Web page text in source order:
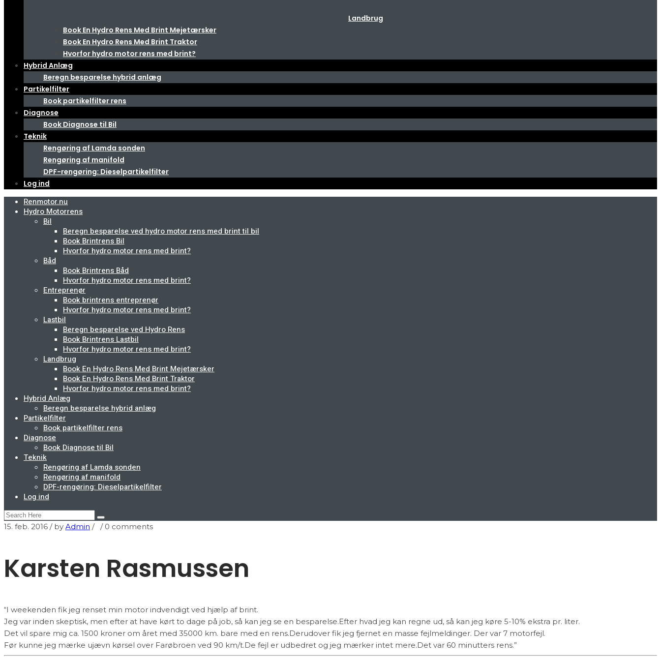
Landbrug
Book En Hydro Rens Med Brint Mejetærsker
Book En Hydro Rens Med Brint Traktor
Hvorfor hydro motor rens med brint?
Hybrid Anlæg
Beregn besparelse hybrid anlæg
Partikelfilter
Book partikelfilter rens
Diagnose
Book Diagnose til Bil
Teknik
Rengøring af Lamda sonden
Rengøring af manifold
DPF-rengøring: Dieselpartikelfilter
Log ind
Renmotor.nu
Hydro Motorrens
Bil
Beregn besparelse ved hydro motor rens med brint til bil
Book Brintrens Bil
Hvorfor hydro motor rens med brint?
Båd
Book Brintrens Båd
Hvorfor hydro motor rens med brint?
Entreprenør
Book brintrens entreprenør
Hvorfor hydro motor rens med brint?
Lastbil
Beregn besparelse ved Hydro Rens
Book Brintrens Lastbil
Hvorfor hydro motor rens med brint?
Landbrug
Book En Hydro Rens Med Brint Mejetærsker
Book En Hydro Rens Med Brint Traktor
Hvorfor hydro motor rens med brint?
Hybrid Anlæg
Beregn besparelse hybrid anlæg
Partikelfilter
Book partikelfilter rens
Diagnose
Book Diagnose til Bil
Teknik
Rengøring af Lamda sonden
Rengøring af manifold
DPF-rengøring: Dieselpartikelfilter
Log ind
15. feb. 2016 / by Admin / / 0 comments
Karsten Rasmussen
“I weekenden fik jeg renset min motor indvendigt ved hjælp af brint.
Jeg var inden skeptisk, men efter at have kørt to dage på job, så kan jeg se en besparelse.Efter hvad jeg kan regne ud, så kan jeg køre 5-10% ekstra pr. liter.
Det vil spare mig ca. 1500 kroner om året med 35000 km. bare med en rens.Derudover fik jeg fjernet en masse fejlmeldinger. Der var 7 motorfejl.
Før kunne jeg mærke ujævn kørsel over Farøbroen ved 90 km/t.De fejl er udbedret og jeg mærker intet mere.Det var 60 minutters rens.”